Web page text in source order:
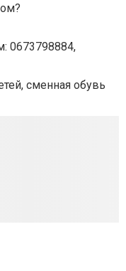
0673798884,
сменная обувь